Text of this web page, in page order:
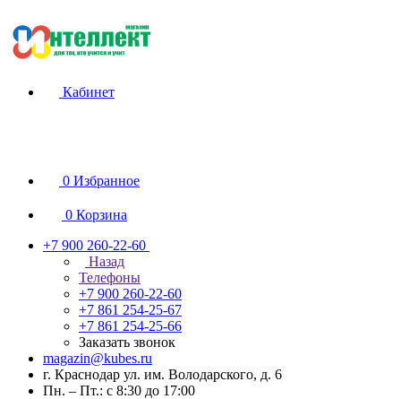
Кабинет
0 Избранное
0 Корзина
+7 900 260-22-60
Назад
Телефоны
+7 900 260-22-60
+7 861 254-25-67
+7 861 254-25-66
Заказать звонок
magazin@kubes.ru
г. Краснодар ул. им. Володарского, д. 6
Пн. – Пт.: с 8:30 до 17:00